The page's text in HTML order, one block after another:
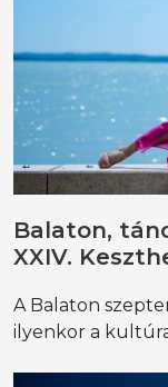
Balaton,
XXIV.
A Balaton
ilyenkor a